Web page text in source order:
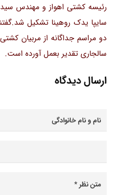
رئیسه کشتی اهواز و مهندس
سایپا یدک روهینا تشکیل
دو مراسم جداگانه از مربیان
سالجاری تقدیر بعمل آورده است.
ارسال دیدگاه